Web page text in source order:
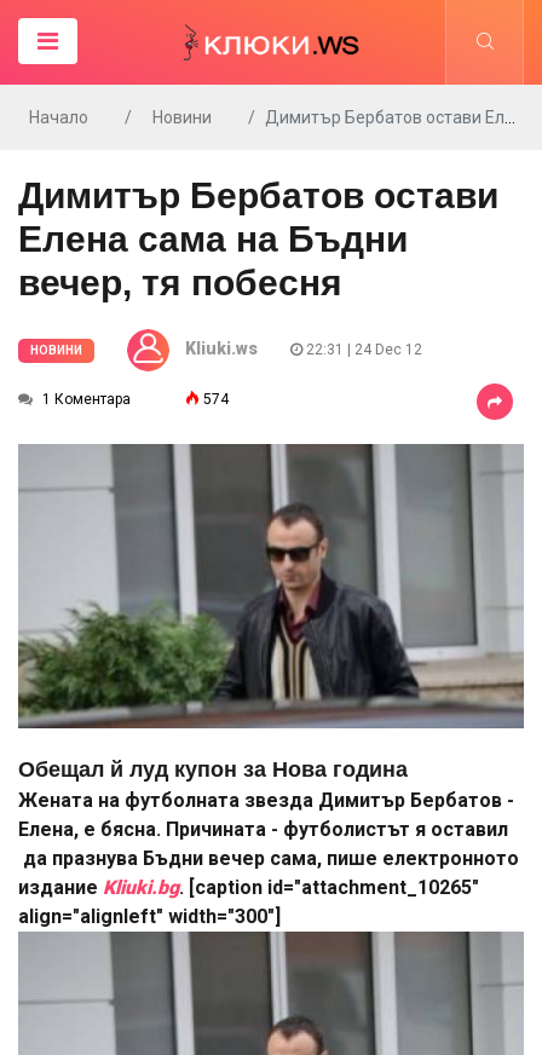
Начало Новини Димитър Бербатов остави Елена сама на Бъдни вечер, тя побесня
Димитър Бербатов остави
Елена сама на Бъдни
вечер, тя побесня
НОВИНИ Kliuki.ws 22:31 | 24 Dec 12
1 Коментара 574
Обещал й луд купон за Нова година
Жената на футболната звезда Димитър Бербатов -
Елена, е бясна. Причината - футболистът я оставил
да празнува Бъдни вечер сама, пише електронното
издание Kliuki.bg. [caption id="attachment_10265"
align="alignleft" width="300"]